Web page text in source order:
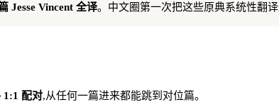
Jesse Vincent 全译。中文圈第一次把这些原典系统性翻译
1:1 配对,从任何一篇进来都能跳到对位篇。